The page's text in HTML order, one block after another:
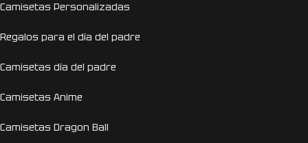
Camisetas Personalizadas
Regalos para el día del padre
Camisetas día del padre
Camisetas Anime
Camisetas Dragon Ball